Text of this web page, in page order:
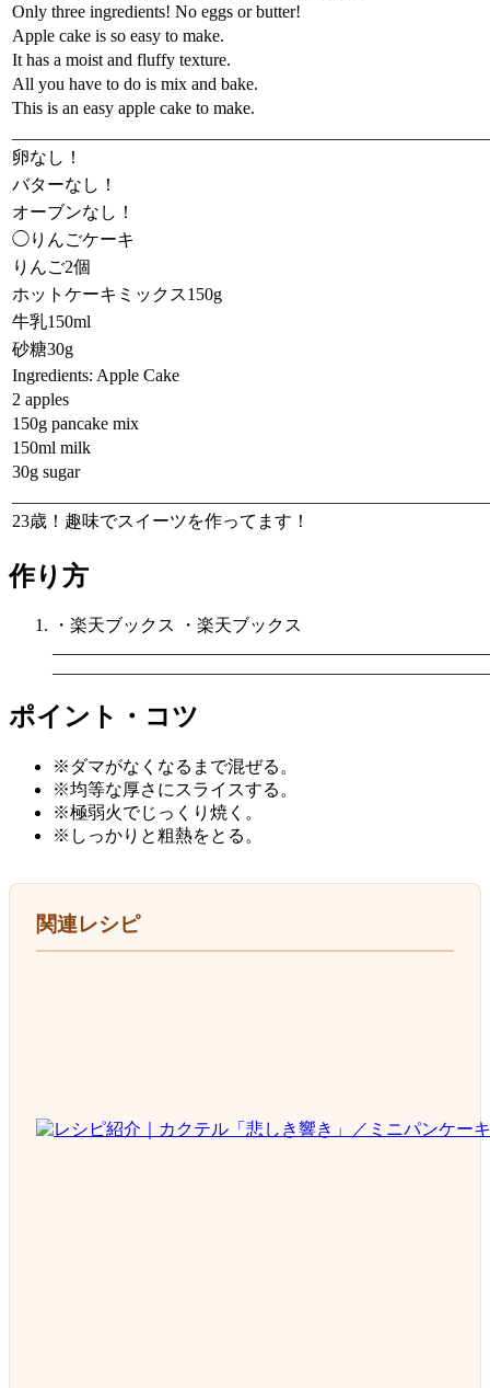
Only three ingredients! No eggs or butter!
Apple cake is so easy to make.
It has a moist and fluffy texture.
All you have to do is mix and bake.
This is an easy apple cake to make.
卵なし！
バターなし！
オーブンなし！
◯りんごケーキ
りんご2個
ホットケーキミックス150g
牛乳150ml
砂糖30g
Ingredients: Apple Cake
2 apples
150g pancake mix
150ml milk
30g sugar
23歳！趣味でスイーツを作ってます！
作り方
・楽天ブックス ・楽天ブックス
ポイント・コツ
※ダマがなくなるまで混ぜる。
※均等な厚さにスライスする。
※極弱火でじっくり焼く。
※しっかりと粗熱をとる。
関連レシピ